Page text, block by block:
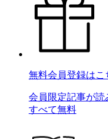
無料会員登録はこ
会員限定記事が
すべて無料